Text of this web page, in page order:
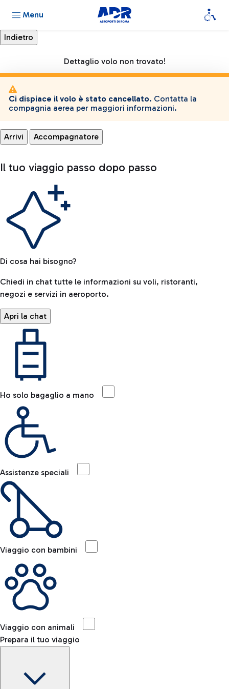
Menu
Dettaglio volo non trovato!
Ci dispiace il volo è stato cancellato. Contatta la
compagnia aerea per maggiori informazioni.
Arrivi Accompagnatore
Il tuo viaggio passo dopo passo
Di cosa hai bisogno?
Chiedi in chat tutte le informazioni su voli, ristoranti,
negozi e servizi in aeroporto.
Apri la chat
Ho solo bagaglio a mano
Assistenze speciali
Viaggio con bambini
Viaggio con animali
Prepara il tuo viaggio